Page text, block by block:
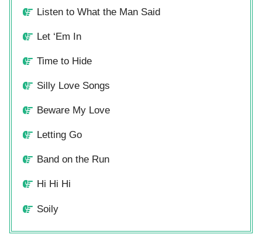
Listen to What the Man Said
Let ‘Em In
Time to Hide
Silly Love Songs
Beware My Love
Letting Go
Band on the Run
Hi Hi Hi
Soily